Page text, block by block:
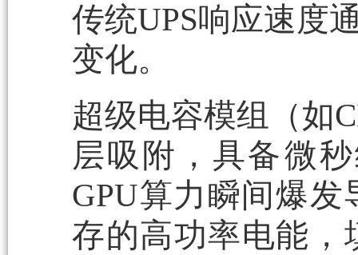
传统UPS响应速度
变化。
超级电容模组（如
层吸附，具备‌微
GPU算力瞬间爆
存的高功率电能，